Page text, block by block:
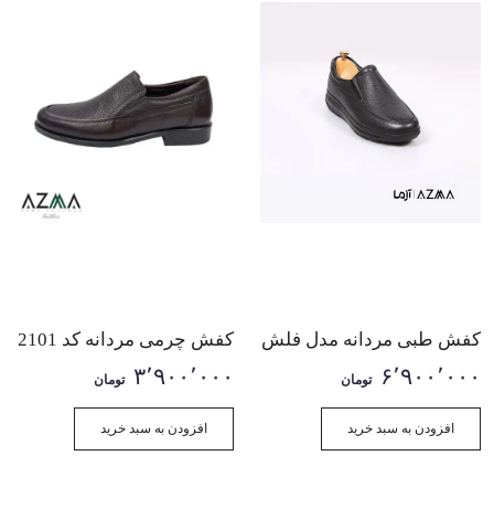
کفش طبی مردانه مدل فلش
۶٬۹۰۰٬۰۰۰ تومان
افزودن به سبد خرید
کفش چرمی مردانه کد 2101
۳٬۹۰۰٬۰۰۰ تومان
افزودن به سبد خرید